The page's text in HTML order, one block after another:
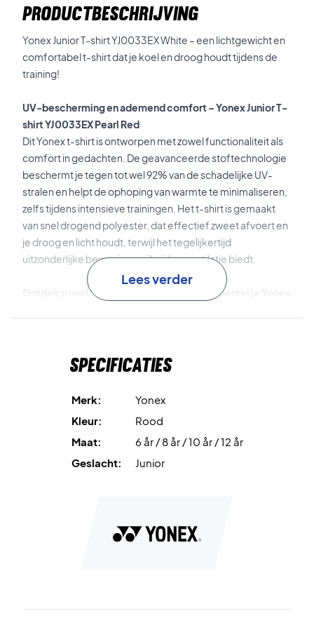
PRODUCTBESCHRIJVING
Yonex Junior T-shirt YJ0033EX White – een lichtgewicht en
comfortabel t-shirt dat je koel en droog houdt tijdens de
training!
UV-bescherming en ademend comfort – Yonex Junior T-
shirt YJ0033EX Pearl Red
Dit Yonex t-shirt is ontworpen met zowel functionaliteit als
comfort in gedachten. De geavanceerde stoftechnologie
beschermt je tegen tot wel 92% van de schadelijke UV-
stralen en helpt de ophoping van warmte te minimaliseren,
zelfs tijdens intensieve trainingen. Het t-shirt is gemaakt
van snel drogend polyester, dat effectief zweet afvoert en
je droog en licht houdt, terwijl het tegelijkertijd
uitzonderlijke bewegingsvrijheid en ventilatie biedt.
Ontdek zowel bescherming als comfort – bestel je Yonex
Lees verder
Specificaties
Merk:
Yonex
Kleur:
Rood
Maat:
6 år / 8 år / 10 år / 12 år
Geslacht:
Junior